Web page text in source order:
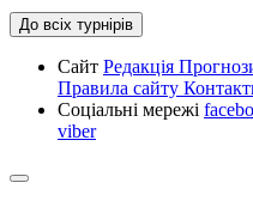
До всіх турнірів
Сайт Редакція
Правила сайту
Соціальні мережі
viber